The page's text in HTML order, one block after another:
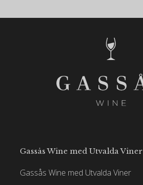
Gassås Wine med Utvalda Viner
Gassås Wine med Utvalda Viner